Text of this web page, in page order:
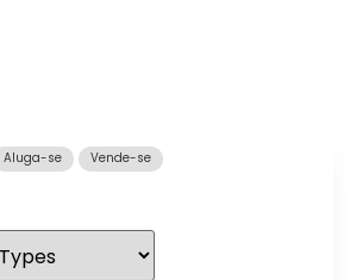
Aluga-se Vende-se